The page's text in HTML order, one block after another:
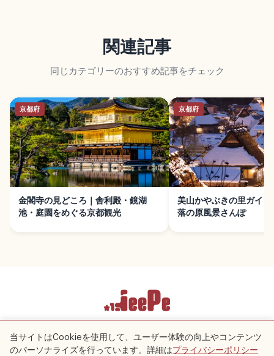
関連記事
同じカテゴリーのおすすめ記事をチェック
京都府
金閣寺の見どころ｜舎利殿・鏡湖
池・庭園をめぐる京都観光
京都府
美山かやぶきの里ガイド
落の原風景さんぽ
付近のスポット
当サイトはCookieを使用して、ユーザー体験の向上やコンテンツ
のパーソナライズを行っています。詳細はプライバシーポリシー